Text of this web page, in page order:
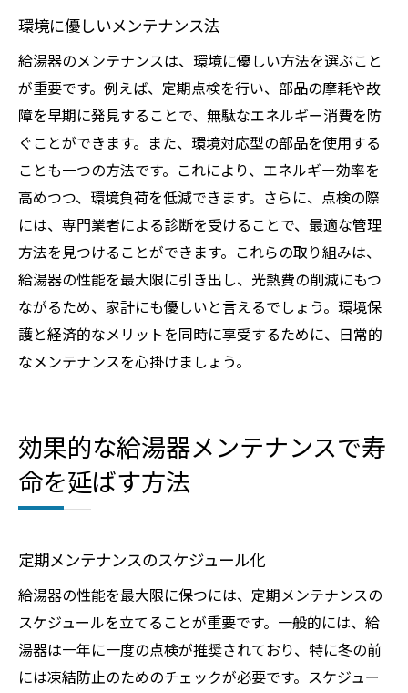
メンテナンス契約の活用法
環境に優しいメンテナンス法
給湯器のメンテナンスは、環境に優しい方法を選ぶこと
が重要です。例えば、定期点検を行い、部品の摩耗や故
障を早期に発見することで、無駄なエネルギー消費を防
ぐことができます。また、環境対応型の部品を使用する
ことも一つの方法です。これにより、エネルギー効率を
高めつつ、環境負荷を低減できます。さらに、点検の際
には、専門業者による診断を受けることで、最適な管理
方法を見つけることができます。これらの取り組みは、
給湯器の性能を最大限に引き出し、光熱費の削減にもつ
ながるため、家計にも優しいと言えるでしょう。環境保
護と経済的なメリットを同時に享受するために、日常的
なメンテナンスを心掛けましょう。
効果的な給湯器メンテナンスで寿
命を延ばす方法
定期メンテナンスのスケジュール化
給湯器の性能を最大限に保つには、定期メンテナンスの
スケジュールを立てることが重要です。一般的には、給
湯器は一年に一度の点検が推奨されており、特に冬の前
には凍結防止のためのチェックが必要です。スケジュー